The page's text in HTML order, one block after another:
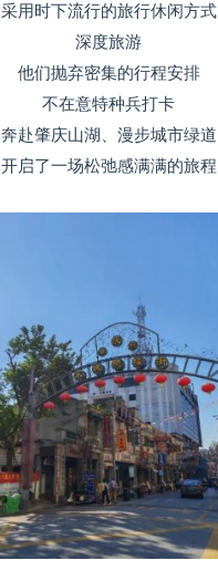
采用时下流行的旅行休闲方式
深度旅游
他们抛弃密集的行程安排
不在意特种兵打卡
奔赴肇庆山湖、漫步城市绿道
开启了一场松弛感满满的旅程